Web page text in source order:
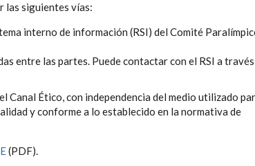
las siguientes vías:
interno de información (RSI) del Comité
entre las partes. Puede contactar con el RSI a
Ético, con independencia del medio utilizado
y conforme a lo establecido en la normativa de
(PDF).